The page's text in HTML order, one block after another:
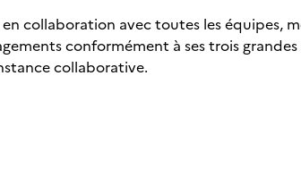
en collaboration avec toutes les équipes,
conformément à ses trois
collaborative.